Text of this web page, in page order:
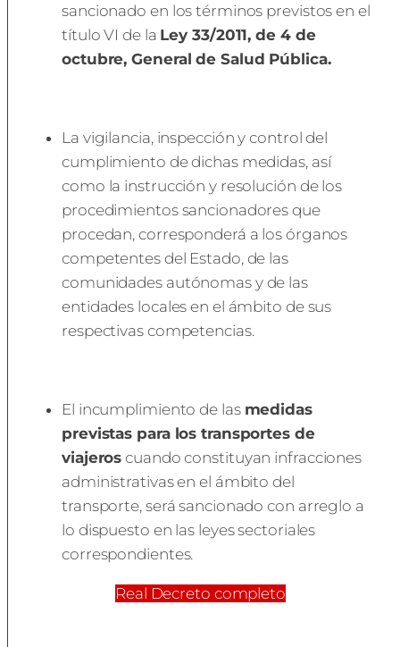
sancionado en los términos previstos en el
título VI de la Ley 33/2011, de 4 de
octubre, General de Salud Pública.
La vigilancia, inspección y control del
cumplimiento de dichas medidas, así
como la instrucción y resolución de los
procedimientos sancionadores que
procedan, corresponderá a los órganos
competentes del Estado, de las
comunidades autónomas y de las
entidades locales en el ámbito de sus
respectivas competencias.
El incumplimiento de las medidas
previstas para los transportes de
viajeros cuando constituyan infracciones
administrativas en el ámbito del
transporte, será sancionado con arreglo a
lo dispuesto en las leyes sectoriales
correspondientes.
Real Decreto completo